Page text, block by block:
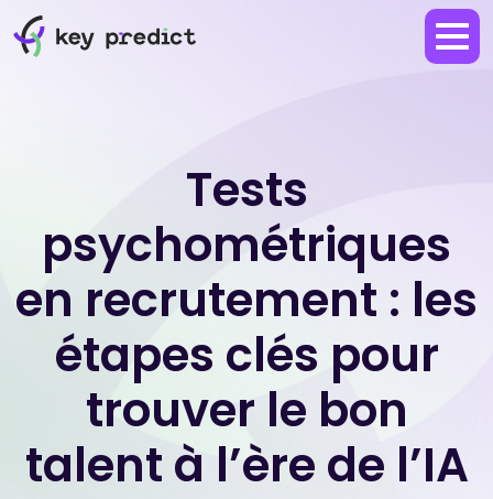
Tests
psychométriques
en recrutement : les
étapes clés pour
trouver le bon
talent à l’ère de l’IA